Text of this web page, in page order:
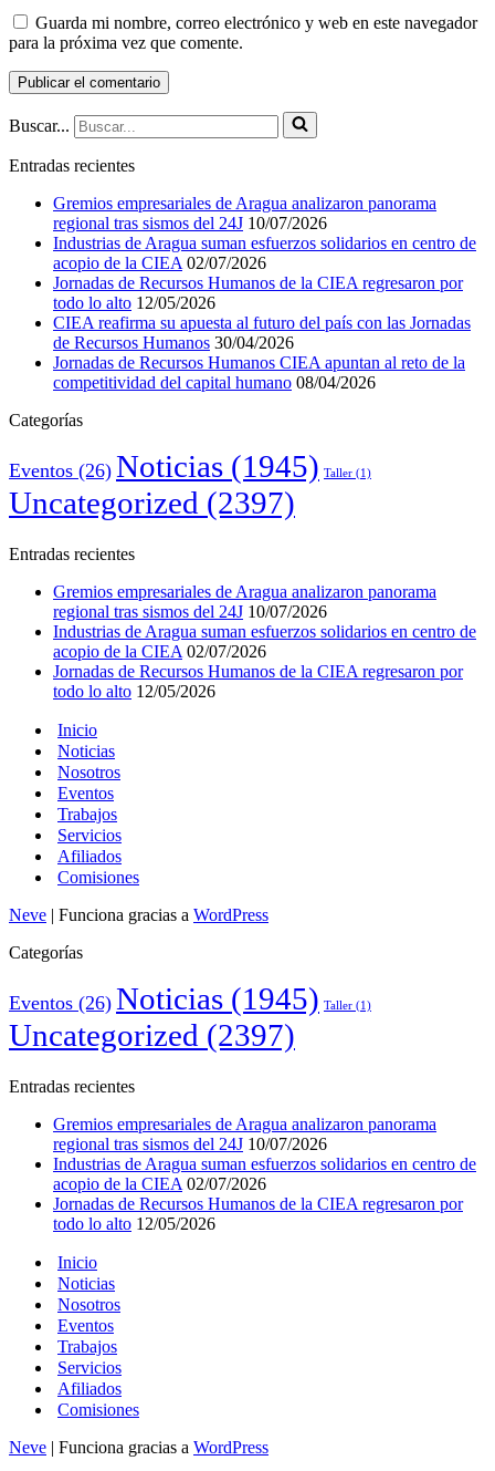
Guarda mi nombre, correo electrónico y web en este navegador
para la próxima vez que comente.
Buscar...
Entradas recientes
Gremios empresariales de Aragua analizaron panorama
regional tras sismos del 24J 10/07/2026
Industrias de Aragua suman esfuerzos solidarios en centro de
acopio de la CIEA 02/07/2026
Jornadas de Recursos Humanos de la CIEA regresaron por
todo lo alto 12/05/2026
CIEA reafirma su apuesta al futuro del país con las Jornadas
de Recursos Humanos 30/04/2026
Jornadas de Recursos Humanos CIEA apuntan al reto de la
competitividad del capital humano 08/04/2026
Categorías
Eventos (26) Noticias (1945) Taller (1)
Uncategorized (2397)
Entradas recientes
Gremios empresariales de Aragua analizaron panorama
regional tras sismos del 24J 10/07/2026
Industrias de Aragua suman esfuerzos solidarios en centro de
acopio de la CIEA 02/07/2026
Jornadas de Recursos Humanos de la CIEA regresaron por
todo lo alto 12/05/2026
Inicio
Noticias
Nosotros
Eventos
Trabajos
Servicios
Afiliados
Comisiones
Neve | Funciona gracias a WordPress
Categorías
Eventos (26) Noticias (1945) Taller (1)
Uncategorized (2397)
Entradas recientes
Gremios empresariales de Aragua analizaron panorama
regional tras sismos del 24J 10/07/2026
Industrias de Aragua suman esfuerzos solidarios en centro de
acopio de la CIEA 02/07/2026
Jornadas de Recursos Humanos de la CIEA regresaron por
todo lo alto 12/05/2026
Inicio
Noticias
Nosotros
Eventos
Trabajos
Servicios
Afiliados
Comisiones
Neve | Funciona gracias a WordPress